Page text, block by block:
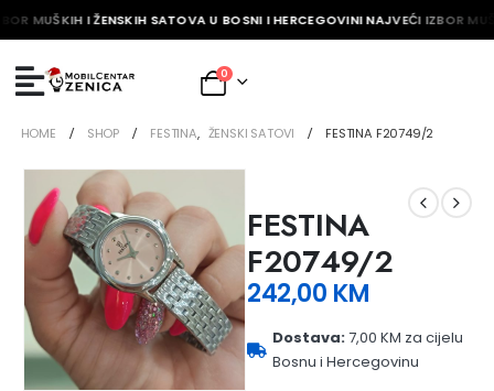
MUŠKIH I ŽENSKIH SATOVA U BOSNI I HERCEGOVINI NAJVEĆI IZBOR
0
HOME SHOP FESTINA, ŽENSKI SATOVI FESTINA F20749/2
FESTINA
F20749/2
242,00 KM
Dostava:7,00 KM za cijelu
Bosnu i Hercegovinu